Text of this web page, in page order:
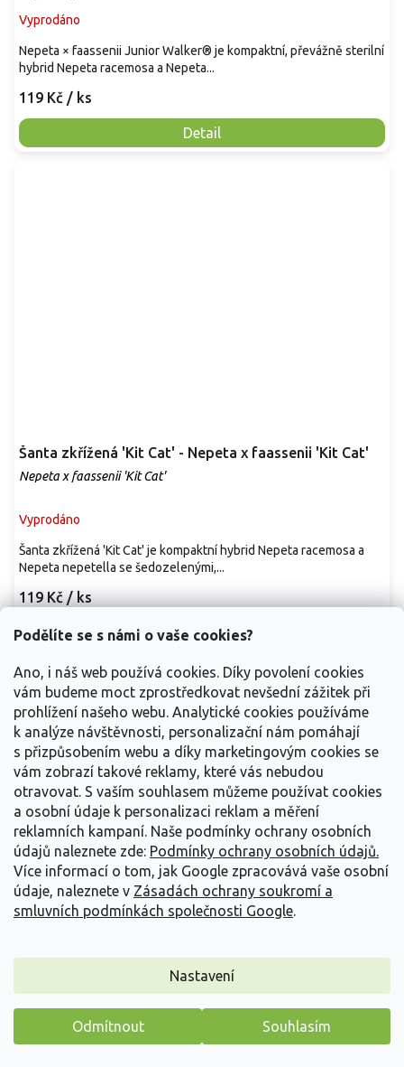
Podělíte se s námi o vaše cookies?
Ano, i náš web používá cookies. Díky povolení cookies
vám budeme moct zprostředkovat nevšední zážitek při
prohlížení našeho webu. Analytické cookies používáme
k analýze návštěvnosti, personalizační nám pomáhají
s přizpůsobením webu a díky marketingovým cookies se
vám zobrazí takové reklamy, které vás nebudou
otravovat. S vaším souhlasem můžeme používat cookies
a osobní údaje k personalizaci reklam a měření
reklamních kampaní. Naše podmínky ochrany osobních
údajů naleznete zde: Podmínky ochrany osobních údajů.
Více informací o tom, jak Google zpracovává vaše osobní
údaje, naleznete v Zásadách ochrany soukromí a
smluvních podmínkách společnosti Google.
Nastavení
Odmítnout Souhlasím
Vyprodáno
119 Kč / ks
Detail
Nepeta × faassenii Junior Walker® je kompaktní, převážně sterilní
hybrid Nepeta racemosa a Nepeta...
Šanta zkřížená 'Kit Cat' - Nepeta x faassenii 'Kit Cat'
Nepeta x faassenii 'Kit Cat'
Vyprodáno
119 Kč/ ks
Detail
Šanta zkřížená 'Kit Cat' je kompaktní hybrid Nepeta racemosa a
Nepeta nepetella se šedozelenými,...
Vyprodáno
Máme pro vás malý dárek